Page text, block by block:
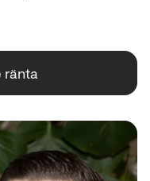
ränta